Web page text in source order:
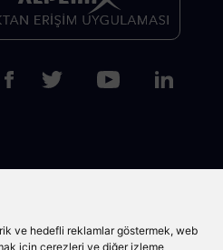
ve hedefli reklamlar göstermek, web
için çerezleri ve diğer izleme
ait verilerin tüm hakları Borsa
BIST’in yazılı izni olmaksızın